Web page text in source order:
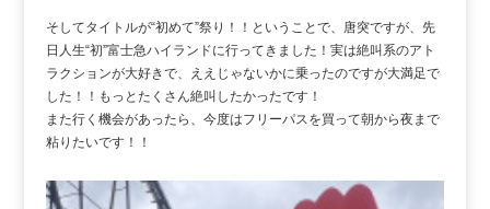
そしてタイトルが“初めて”祭り！！ということで、唐突ですが、先
日人生“初”富士急ハイランドに行ってきました！実は絶叫系のアト
ラクションが大好きで、ええじゃないかに乗ったのですが大満足で
した！！もっとたくさん絶叫したかったです！
また行く機会があったら、今度はフリーパスを買って朝から夜まで
粘りたいです！！